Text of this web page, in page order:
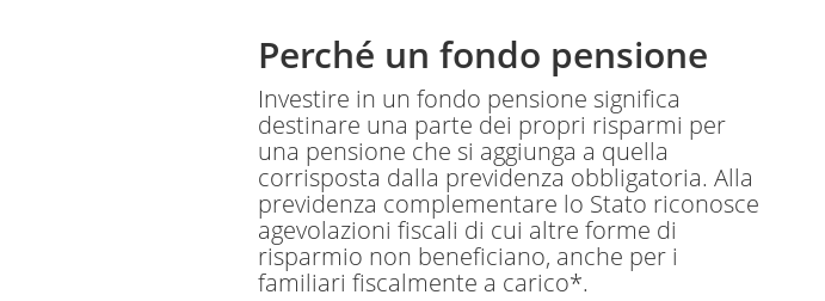
Perché un fondo pensione
Investire in un fondo pensione significa
destinare una parte dei propri risparmi per
una pensione che si aggiunga a quella
corrisposta dalla previdenza obbligatoria. Alla
previdenza complementare lo Stato riconosce
agevolazioni fiscali di cui altre forme di
risparmio non beneficiano, anche per i
familiari fiscalmente a carico*.